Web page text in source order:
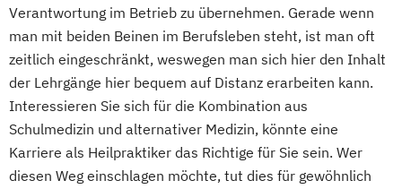
Verantwortung im Betrieb zu übernehmen. Gerade wenn
man mit beiden Beinen im Berufsleben steht, ist man oft
zeitlich eingeschränkt, weswegen man sich hier den Inhalt
der Lehrgänge hier bequem auf Distanz erarbeiten kann.
Interessieren Sie sich für die Kombination aus
Schulmedizin und alternativer Medizin, könnte eine
Karriere als Heilpraktiker das Richtige für Sie sein. Wer
diesen Weg einschlagen möchte, tut dies für gewöhnlich